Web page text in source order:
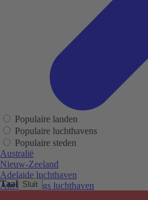
Taal Sluit
Populaire landen
Populaire luchthavens
Populaire steden
Australië
Nieuw-Zeeland
Adelaide luchthaven
Alice Springs luchthaven